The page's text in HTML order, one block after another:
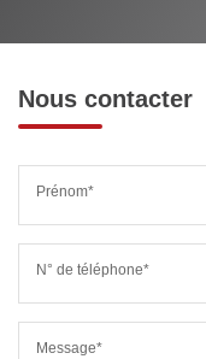
Nous contacter
Prénom*
N° de téléphone*
Message*